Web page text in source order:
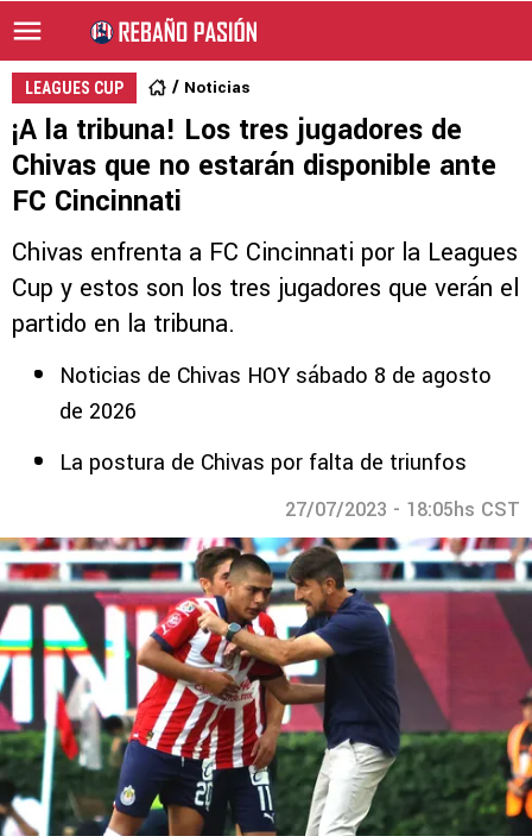
LEAGUES CUP Noticias
¡A la tribuna! Los tres jugadores de
Chivas que no estarán disponible ante
FC Cincinnati
Chivas enfrenta a FC Cincinnati por la Leagues
Cup y estos son los tres jugadores que verán el
partido en la tribuna.
Noticias de Chivas HOY sábado 8 de agosto
de 2026
La postura de Chivas por falta de triunfos
27/07/2023 - 18:05hs CST